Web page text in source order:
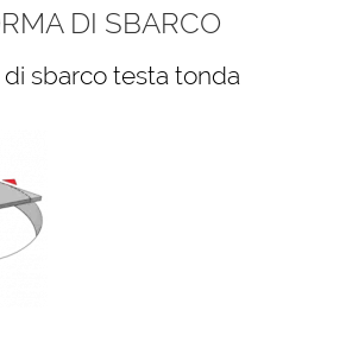
DI SBARCO
sbarco testa tonda